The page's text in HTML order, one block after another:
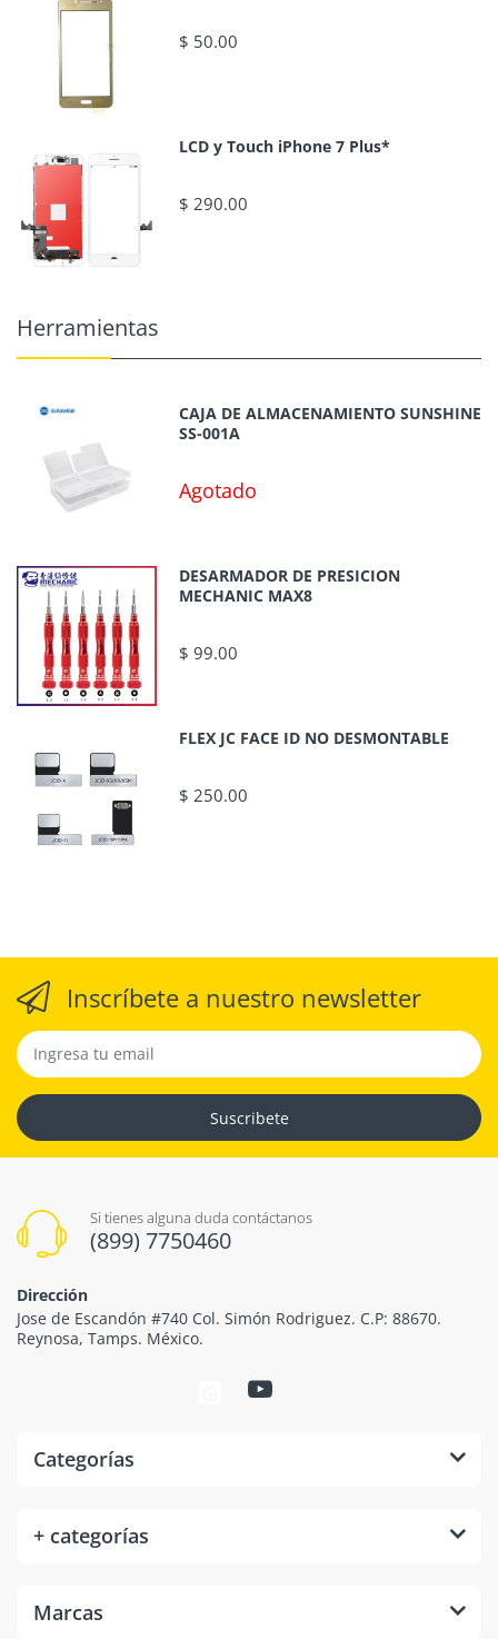
$ 50.00
LCD y Touch iPhone 7 Plus*
$ 290.00
Herramientas
CAJA DE ALMACENAMIENTO SUNSHINE
SS-001A
Agotado
DESARMADOR DE PRESICION
MECHANIC MAX8
$ 99.00
FLEX JC FACE ID NO DESMONTABLE
$ 250.00
Inscríbete a nuestro newsletter
Suscribete
Si tienes alguna duda contáctanos
(899) 7750460
Dirección
Jose de Escandón #740 Col. Simón Rodriguez. C.P: 88670.
Reynosa, Tamps. México.
Categorías
+ categorías
Marcas